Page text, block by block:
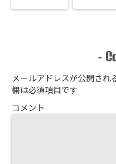
-
メールアドレスが公開され
欄は必須項目です
コメント